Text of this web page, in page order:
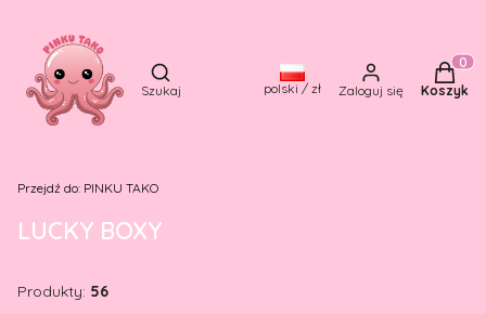
Otwórz wyszukiwarkę
Szukaj polski / zł Zaloguj się Koszyk
Przejdź do: PINKU TAKO
LUCKY BOXY
Produkty: 56